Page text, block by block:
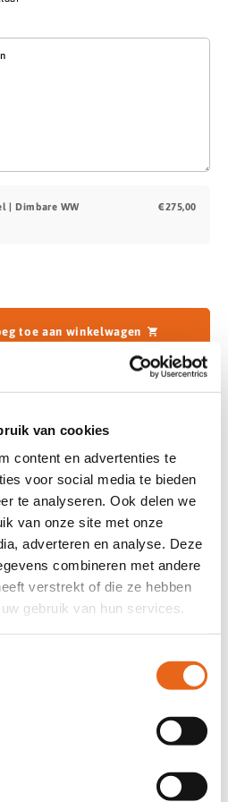
van cookies
content en advertenties te
voor social media te bieden
te analyseren. Ook delen we
van onze site met onze
adverteren en analyse. Deze
combineren met andere
verstrekt of die ze hebben
gebruik van hun services.
| Dimbare WW
€275,00
toe aan winkelwagen
door onze eigen
vraag krijgen naar Industriele
WW ledstrips, zijn wij er trots
op het bureau of in het